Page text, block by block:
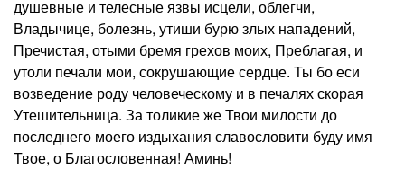
душевные и телесные язвы исцели, облегчи,
Владычице, болезнь, утиши бурю злых нападений,
Пречистая, отыми бремя грехов моих, Преблагая, и
утоли печали мои, сокрушающие сердце. Ты бо еси
возведение роду человеческому и в печалях скорая
Утешительница. За толикие же Твои милости до
последнего моего издыхания славословити буду имя
Твое, о Благословенная! Аминь!